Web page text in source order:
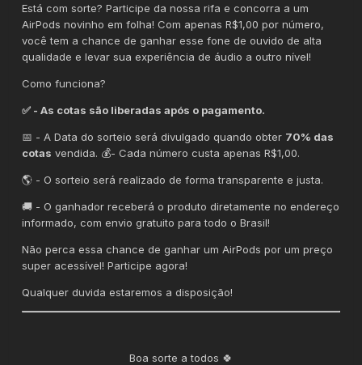
Está com sorte? Participe da nossa rifa e concorra a um
AirPods novinho em folha! Com apenas R$1,00 por número,
você tem a chance de ganhar esse fone de ouvido de alta
qualidade e levar sua experiência de áudio a outro nível!
Como funciona?
✅ - As cotas são liberadas após o pagamento.
📅 - A Data do sorteio será divulgado quando obter 70% das
cotas vendida. 💰- Cada número custa apenas R$1,00.
🌎 - O sorteio será realizado de forma transparente e justa.
🚚 - O ganhador receberá o produto diretamente no endereço
informado, com envio gratuito para todo o Brasil!
Não perca essa chance de ganhar um AirPods por um preço
super acessível! Participe agora!
Qualquer duvida estaremos a disposição!
Boa sorte a todos 🍀